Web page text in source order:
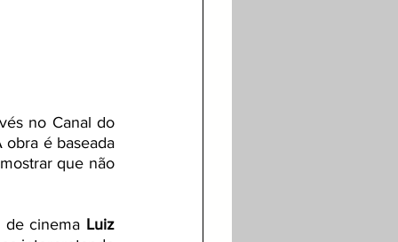
no Canal do
obra é baseada
que não
cinema Luiz